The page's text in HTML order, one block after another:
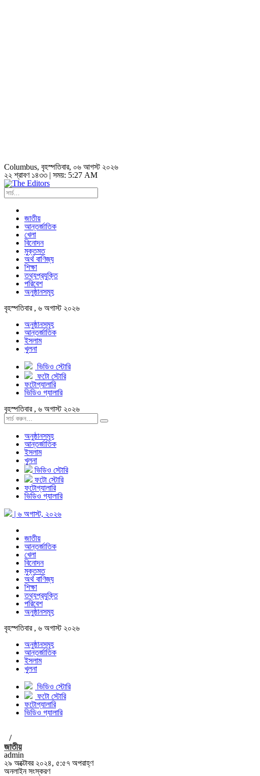
Columbus, বৃহস্পতিবার, ০৬ আগস্ট ২০২৬
২২ শ্রাবণ ১৪৩৩ | সময়: 5:27 AM
জাতীয়
আন্তর্জাতিক
খেলা
বিনোদন
মুক্তমত
অর্থ বাণিজ্য
শিক্ষা
তথ্যপ্রযুক্তি
পরিবেশ
অনুষ্ঠানসমূহ
বৃহস্পতিবার , ৬ অগাস্ট ২০২৬
অনুষ্ঠানসমূহ
আন্তর্জাতিক
ইসলাম
খুলনা
ভিডিও স্টোরি
ফটো স্টোরি
ফটোগ্যালারি
ভিডিও গ্যালারি
বৃহস্পতিবার , ৬ অগাস্ট ২০২৬
অনুষ্ঠানসমূহ
আন্তর্জাতিক
ইসলাম
খুলনা
ভিডিও স্টোরি
ফটো স্টোরি
ফটোগ্যালারি
ভিডিও গ্যালারি
| ৬ অগাস্ট, ২০২৬
জাতীয়
আন্তর্জাতিক
খেলা
বিনোদন
মুক্তমত
অর্থ বাণিজ্য
শিক্ষা
তথ্যপ্রযুক্তি
পরিবেশ
অনুষ্ঠানসমূহ
বৃহস্পতিবার , ৬ অগাস্ট ২০২৬
অনুষ্ঠানসমূহ
আন্তর্জাতিক
ইসলাম
খুলনা
ভিডিও স্টোরি
ফটো স্টোরি
ফটোগ্যালারি
ভিডিও গ্যালারি
/
জাতীয়
admin
২৯ অক্টোবর ২০২৪, ৫:৫৭ অপরাহ্ণ
অনলাইন সংস্করণ